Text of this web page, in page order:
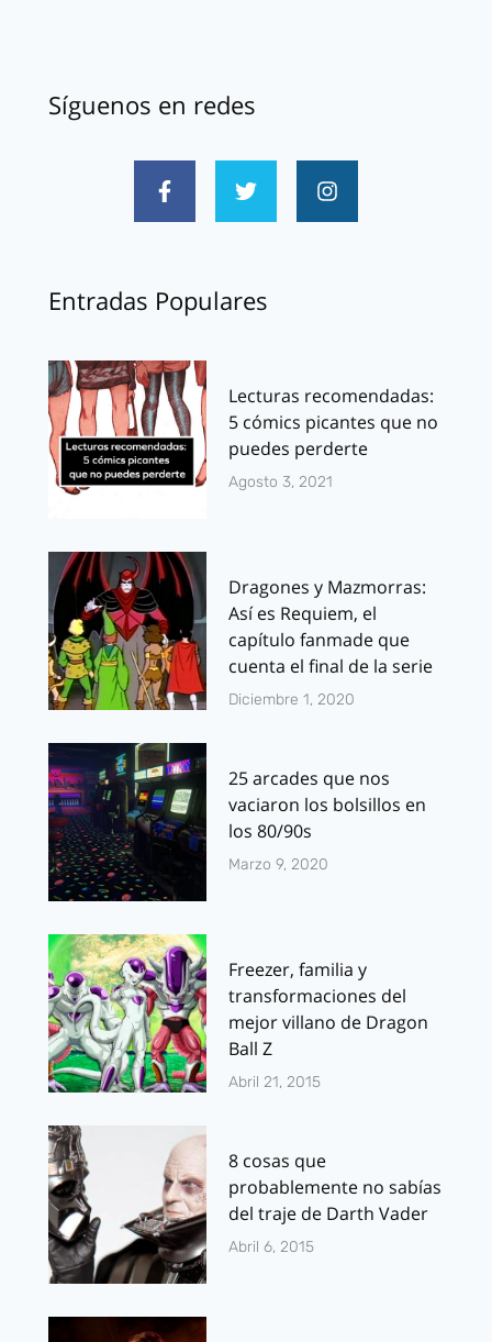
Síguenos en redes
Entradas Populares
Lecturas recomendadas:
5 cómics picantes que no
puedes perderte
Agosto 3, 2021
Dragones y Mazmorras:
Así es Requiem, el
capítulo fanmade que
cuenta el final de la serie
Diciembre 1, 2020
25 arcades que nos
vaciaron los bolsillos en
los 80/90s
Marzo 9, 2020
Freezer, familia y
transformaciones del
mejor villano de Dragon
Ball Z
Abril 21, 2015
8 cosas que
probablemente no sabías
del traje de Darth Vader
Abril 6, 2015